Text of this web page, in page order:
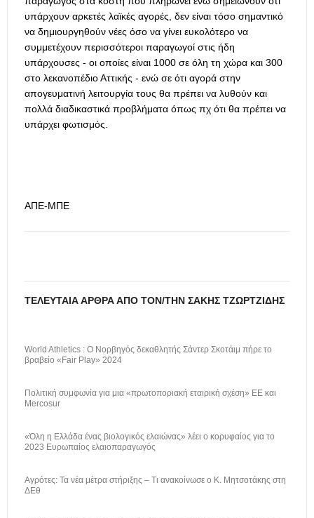
υπάρχουν αρκετές λαϊκές αγορές, δεν είναι τόσο σημαντικό
να δημιουργηθούν νέες όσο να γίνει ευκολότερο να
συμμετέχουν περισσότεροι παραγωγοί στις ήδη
υπάρχουσες - οι οποίες είναι 1000 σε όλη τη χώρα και 300
στο λεκανοπέδιο Αττικής - ενώ σε ότι αγορά στην
απογευματινή λειτουργία τους θα πρέπει να λυθούν και
πολλά διαδικαστικά προβλήματα όπως πχ ότι θα πρέπει να
υπάρχει φωτισμός.
ΑΠΕ-ΜΠΕ
ΤΕΛΕΥΤΑΊΑ ΆΡΘΡΑ ΑΠΌ ΤΟΝ/ΤΗΝ ΣΆΚΗΣ ΤΖΩΡΤΖΊΔΗΣ
World Athletics : Ο Νορβηγός δεκαθλητής Σάντερ Σκοτάιμ πήρε το
βραβείο «Fair Play» 2024
Πολιτική συμφωνία για μια «πρωτοποριακή εταιρική σχέση» ΕΕ και
Mercosur
«Όλη η Ελλάδα ένας βιολογικός ελαιώνας» λέει ο κορυφαίος για το
2023 Ευρωπαίος ελαιοπαραγωγός
Αγρότες: Τα νέα μέτρα στήριξης – Τι ανακοίνωσε ο Κ. Μητσοτάκης στη
ΔΕθ